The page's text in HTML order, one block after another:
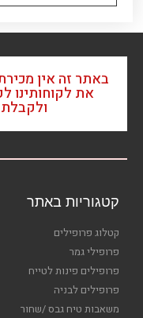
באתר זה אין
את לקוחותינו
קטגוריות באתר
קטלוג פרופילים
פרופילי גמר
פרופילים פינות לטייח
פרופילים לבניה
משאבות טיח גבס /שחור